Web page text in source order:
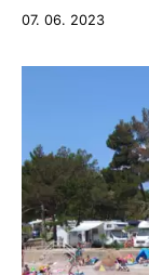
07. 06. 2023